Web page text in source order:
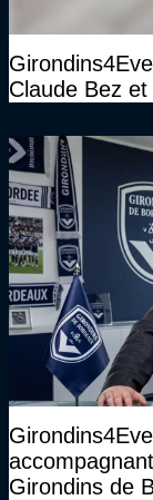
Claude Bez
Girondins de